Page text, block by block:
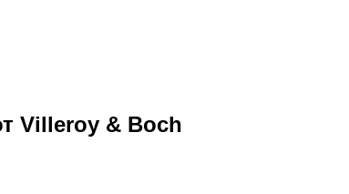
Villeroy & Boch